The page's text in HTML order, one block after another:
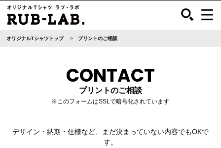
オリジナルTシャツトップ プリントのご相談
CONTACT
プリントのご相談
※このフォームはSSLで暗号化されています
デザイン・納期・仕様など、まだ決まっていない内容でもOKで
す。